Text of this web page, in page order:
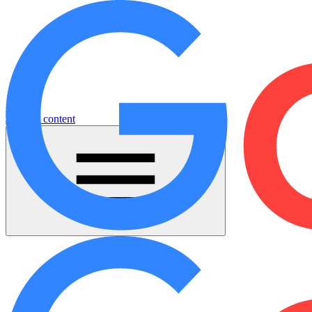
Jump to content